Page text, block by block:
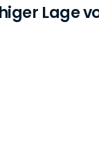
Lage